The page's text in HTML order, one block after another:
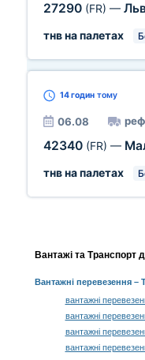
27290 (FR) —
тнв на палетах
14 годин тому
06.08
42340 (FR) —
тнв на палетах
Вантажі та Транспорт
Вантажні перевезення–
вантажні
вантажні
вантажні
вантажні